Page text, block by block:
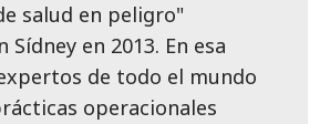
salud en peligro"
Sídney en 2013. En esa
de todo el mundo
operacionales